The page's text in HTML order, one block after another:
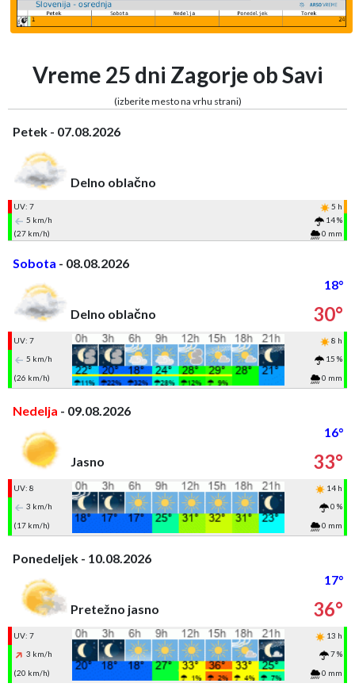
Vreme 25 dni Zagorje ob Savi
(izberite mesto na vrhu strani)
Petek - 07.08.2026
Delno oblačno
UV: 7
5 h
5 km/h
14 %
(27 km/h)
0 mm
Sobota - 08.08.2026
18°
Delno oblačno
30°
UV: 7
8 h
5 km/h
15 %
(26 km/h)
0 mm
Nedelja - 09.08.2026
16°
Jasno
33°
UV: 8
14 h
3 km/h
0 %
(17 km/h)
0 mm
Ponedeljek - 10.08.2026
17°
Pretežno jasno
36°
UV: 7
13 h
3 km/h
7 %
(20 km/h)
0 mm